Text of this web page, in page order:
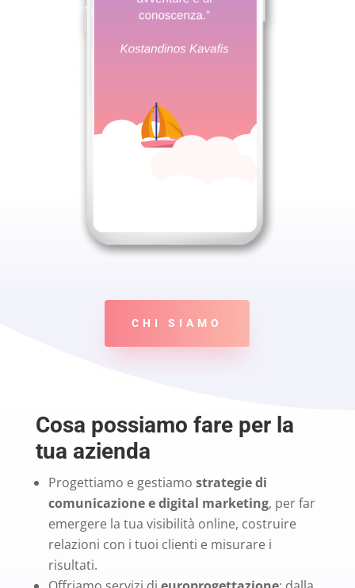
CHI SIAMO
Cosa possiamo fare per la
tua azienda
Progettiamo e gestiamo strategie di
comunicazione e digital marketing, per far
emergere la tua visibilità online, costruire
relazioni con i tuoi clienti e misurare i
risultati.